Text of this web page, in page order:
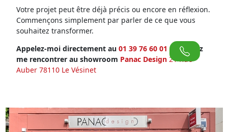
Votre projet peut être déjà précis ou encore en réflexion.
Commençons simplement par parler de ce que vous
souhaitez transformer.
Appelez-moi directement au 01 39 76 60 01 ou venez
me rencontrer au showroom Panac Design 21 Rue
Auber 78110 Le Vésinet